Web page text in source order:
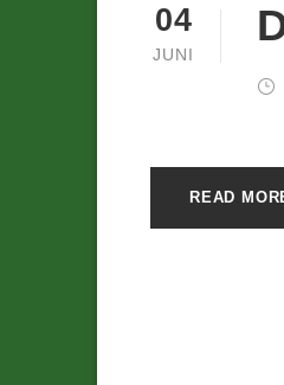
04
JUNI
READ